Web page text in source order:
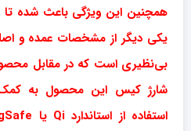
همچنین این ویژگی باعث شده تا
یکی دیگر از مشخصات عمده و
بی‌نظیری است که در مقابل
شارژ کیس این محصول به کمک